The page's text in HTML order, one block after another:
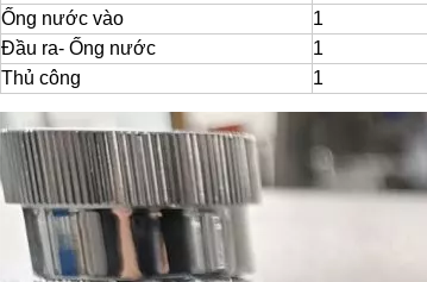
Ống nước vào
1
Đầu ra- Ống nước
1
Thủ công
1